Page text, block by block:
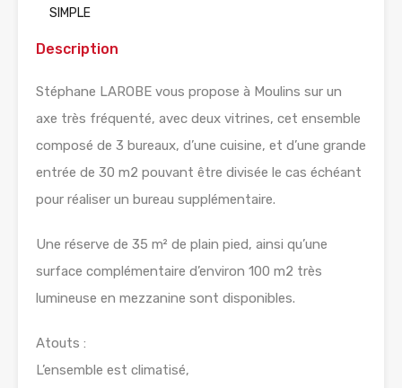
SIMPLE
Description
Stéphane LAROBE vous propose à Moulins sur un
axe très fréquenté, avec deux vitrines, cet ensemble
composé de 3 bureaux, d’une cuisine, et d’une grande
entrée de 30 m2 pouvant être divisée le cas échéant
pour réaliser un bureau supplémentaire.
Une réserve de 35 m² de plain pied, ainsi qu’une
surface complémentaire d’environ 100 m2 très
lumineuse en mezzanine sont disponibles.
Atouts :
L’ensemble est climatisé,